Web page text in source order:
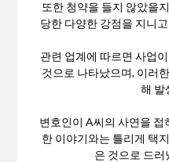
또한 청약을 들지 않았을
당한 다양한 강점을 지니
관련 업계에 따르면 사업
것으로 나타났으며, 이러
해 발
변호인이 A씨의 사연을 접
한 이야기와는 틀리게 택
은 것으로 드